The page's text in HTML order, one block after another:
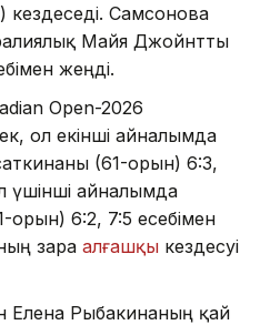
Самсонова
Майя Джойнтты
жеңді.
Open-2026
ол екінші айналымда
(61-орын) 6:3,
үшінші айналымда
6:2, 7:5 есебімен
өзара алғашқы кездесуі
Елена Рыбакинаның қай